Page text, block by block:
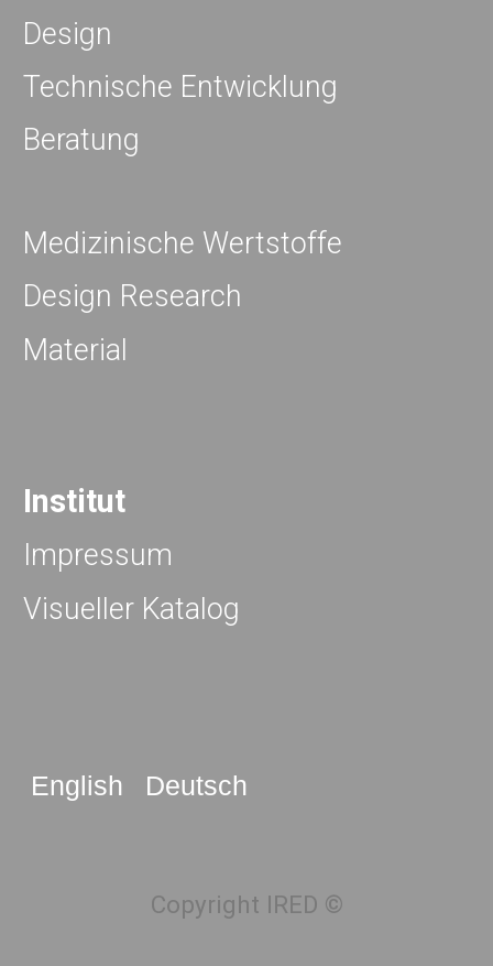
Design
Technische Entwicklung
Beratung
Medizinische Wertstoffe
Design Research
Material
Institut
Impressum
Visueller Katalog
English Deutsch
Copyright IRED ©